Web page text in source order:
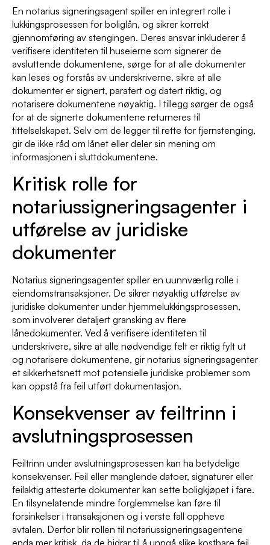
En notarius signeringsagent spiller en integrert rolle i
lukkingsprosessen for boliglån, og sikrer korrekt
gjennomføring av stengingen. Deres ansvar inkluderer å
verifisere identiteten til huseierne som signerer de
avsluttende dokumentene, sørge for at alle dokumenter
kan leses og forstås av underskriverne, sikre at alle
dokumenter er signert, parafert og datert riktig, og
notarisere dokumentene nøyaktig. I tillegg sørger de også
for at de signerte dokumentene returneres til
tittelselskapet. Selv om de legger til rette for fjernstenging,
gir de ikke råd om lånet eller deler sin mening om
informasjonen i sluttdokumentene.
Kritisk rolle for
notariussigneringsagenter i
utførelse av juridiske
dokumenter
Notarius signeringsagenter spiller en uunnværlig rolle i
eiendomstransaksjoner. De sikrer nøyaktig utførelse av
juridiske dokumenter under hjemmelukkingsprosessen,
som involverer detaljert gransking av flere
lånedokumenter. Ved å verifisere identiteten til
underskrivere, sikre at alle nødvendige felt er riktig fylt ut
og notarisere dokumentene, gir notarius signeringsagenter
et sikkerhetsnett mot potensielle juridiske problemer som
kan oppstå fra feil utført dokumentasjon.
Konsekvenser av feiltrinn i
avslutningsprosessen
Feiltrinn under avslutningsprosessen kan ha betydelige
konsekvenser. Feil eller manglende datoer, signaturer eller
feilaktig attesterte dokumenter kan sette boligkjøpet i fare.
En tilsynelatende mindre forglemmelse kan føre til
forsinkelser i transaksjonen og i verste fall oppheve
avtalen. Derfor blir rollen til notariussigneringsagentene